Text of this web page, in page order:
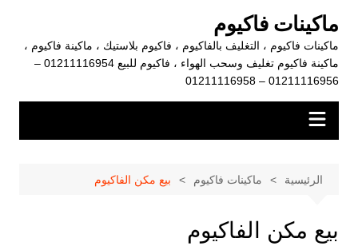
المحتوى
ماكينات فاكيوم
ماكينات فاكيوم ، التغليف بالفاكيوم ، فاكيوم بلاستيك ، ماكينة فاكيوم ،
ماكينة فاكيوم تغليف وسحب الهواء ، فاكيوم للبيع 01211116954 –
01211116956 – 01211116958
الرئيسية ماكينات فاكيوم بيع مكن الفاكيوم
بيع مكن الفاكيوم